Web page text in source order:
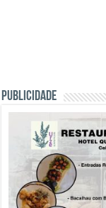
PUBLICIDADE